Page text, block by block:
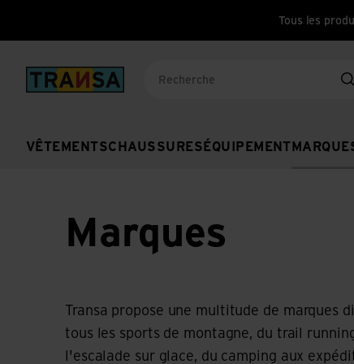
Tous les
Back to home
VÊTEMENTSCHAUSSURES ÉQUIPEMENT
Marques
Transa propose une multitude de marques
tous les sports de montagne, du trail
l'escalade sur glace, du camping aux